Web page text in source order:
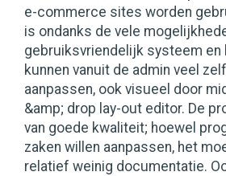
e-commerce sites worden
is ondanks de vele
gebruiksvriendelijk systeem en
kunnen vanuit de admin veel
aanpassen, ook visueel door
&amp; drop lay-out editor. De
van goede kwaliteit; hoewel
zaken willen aanpassen, het
relatief weinig documentatie.